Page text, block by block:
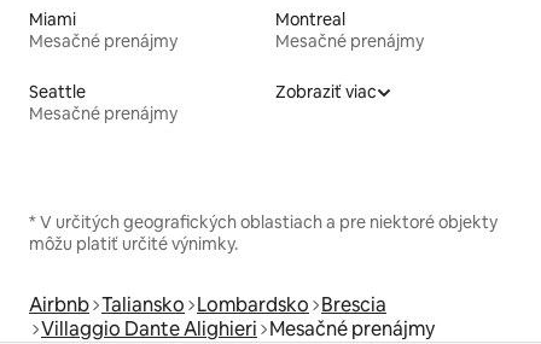
Miami
Mesačné prenájmy
Montreal
Mesačné prenájmy
Seattle
Mesačné prenájmy
Zobraziť viac
* V určitých geografických oblastiach a pre niektoré objekty
môžu platiť určité výnimky.
Airbnb Taliansko Lombardsko Brescia
Villaggio Dante Alighieri Mesačné prenájmy